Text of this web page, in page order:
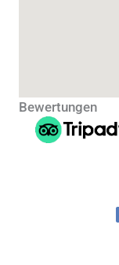
Bewertungen